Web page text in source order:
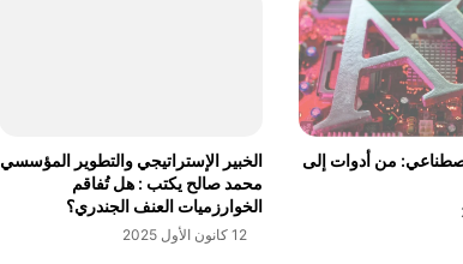
ل
ص
ن
ا
ع
ا
ت من أدوات إلى
الخبير الإستراتيجي والتطوير المؤسسي
محمد صالح يكتب : هل تُفاقم
الخوارزميات العنف الجندري؟
12 كانون الأول 2025